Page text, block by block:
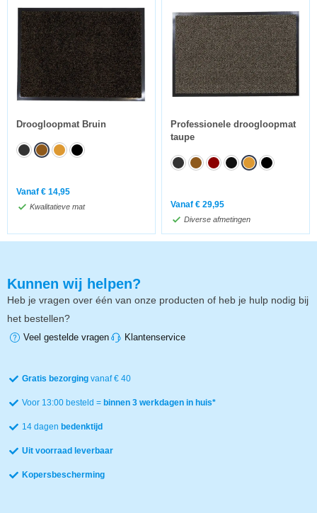
Droogloopmat Bruin
Vanaf € 14,95
Kwalitatieve mat
Professionele droogloopmat
taupe
Vanaf € 29,95
Diverse afmetingen
Kunnen wij helpen?
Heb je vragen over één van onze producten of heb je hulp nodig bij
het bestellen?
Veel gestelde vragen Klantenservice
Gratis bezorgingvanaf € 40
Voor 13:00 besteld = binnen 3 werkdagen in huis*
14 dagen bedenktijd
Uit voorraad leverbaar
Kopersbescherming